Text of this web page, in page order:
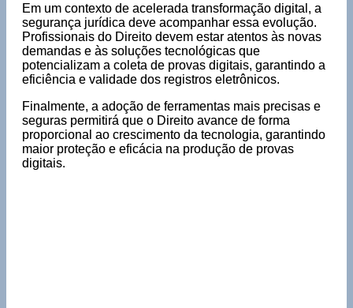
Em um contexto de acelerada transformação digital, a
segurança jurídica deve acompanhar essa evolução.
Profissionais do Direito devem estar atentos às novas
demandas e às soluções tecnológicas que
potencializam a coleta de provas digitais, garantindo a
eficiência e validade dos registros eletrônicos.
Finalmente, a adoção de ferramentas mais precisas e
seguras permitirá que o Direito avance de forma
proporcional ao crescimento da tecnologia, garantindo
maior proteção e eficácia na produção de provas
digitais.